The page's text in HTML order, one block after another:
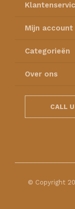
Mijn account
Categorieën
Over ons
CALL
© Copyright